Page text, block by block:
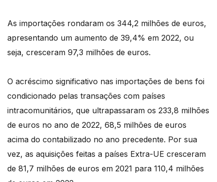
As importações rondaram os 344,2 milhões de euros,
apresentando um aumento de 39,4% em 2022, ou
seja, cresceram 97,3 milhões de euros.
O acréscimo significativo nas importações de bens foi
condicionado pelas transações com países
intracomunitários, que ultrapassaram os 233,8 milhões
de euros no ano de 2022, 68,5 milhões de euros
acima do contabilizado no ano precedente. Por sua
vez, as aquisições feitas a países Extra-UE cresceram
de 81,7 milhões de euros em 2021 para 110,4 milhões